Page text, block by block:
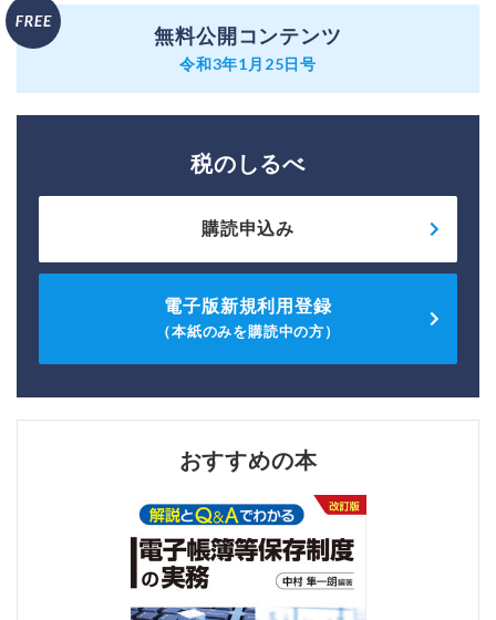
無料公開コンテンツ
令和3年1月25日号
税のしるべ
購読申込み
電子版新規利用登録
（本紙のみを購読中の方）
おすすめの本